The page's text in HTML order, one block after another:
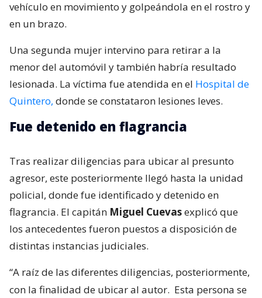
vehículo en movimiento y golpeándola en el rostro y
en un brazo.
Una segunda mujer intervino para retirar a la
menor del automóvil y también habría resultado
lesionada. La víctima fue atendida en el Hospital de
Quintero, donde se constataron lesiones leves.
Fue detenido en flagrancia
Tras realizar diligencias para ubicar al presunto
agresor, este posteriormente llegó hasta la unidad
policial, donde fue identificado y detenido en
flagrancia. El capitán Miguel Cuevasexplicó que
los antecedentes fueron puestos a disposición de
distintas instancias judiciales.
“A raíz de las diferentes diligencias, posteriormente,
con la finalidad de ubicar al autor. Esta persona se